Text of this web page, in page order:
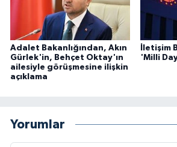
Adalet Bakanlığından, Akın
Gürlek'in, Behçet Oktay'ın
ailesiyle görüşmesine ilişkin
açıklama
İletişim
'Milli
Yorumlar